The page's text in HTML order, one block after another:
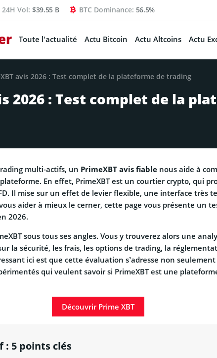
24H Vol: $39.55 B BTC Dominance: 56.5%
Toute l'actualité Actu Bitcoin Actu Altcoins Actu
avis 2026 : Test complet de la plateforme de trading
2026 : Test complet de la
multi-actifs, un PrimeXBT avis fiable nous aide à
En effet, PrimeXBT est un courtier crypto, qui
Il mise sur un effet de levier flexible, une interface très
aider à mieux le cerner, cette page vous présente un
2026.
sous tous ses angles. Vous y trouverez alors une
la sécurité, les frais, les options de trading, la
ici est que cette évaluation s’adresse non
qui veulent savoir si PrimeXBT est une
Découvrir Prime XBT
: 5 points clés